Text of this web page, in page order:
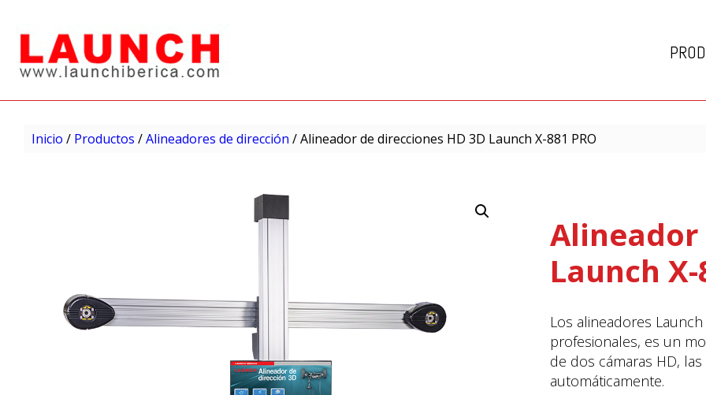
Inicio / Productos /Alineadores de dirección / Alineador de direcciones HD 3D Launch X-881 PRO
Alineador
Launch X-
Los alineadores
profesionales, es un
de dos cámaras HD,
automáticamente.